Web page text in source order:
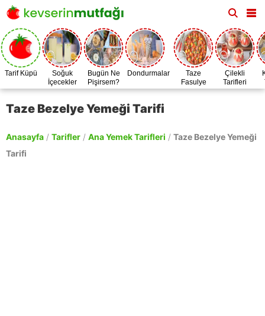
Tarif Küpü
Soğuk
İçecekler
Bugün Ne
Pişirsem?
Dondurmalar
Taze
Fasulye
Zamanı
Çilekli
Tarifleri
Taze Bezelye Yemeği Tarifi
Anasayfa / Tarifler / Ana Yemek Tarifleri / Taze Bezelye Yemeği
Tarifi